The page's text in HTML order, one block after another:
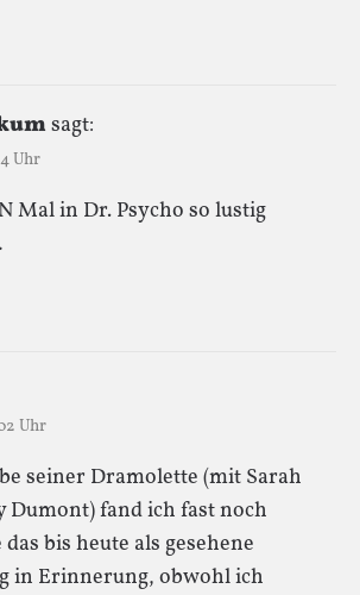
sagt:
Uhr
Mal in Dr. Psycho so lustig
Uhr
seiner Dramolette (mit Sarah
Dumont) fand ich fast noch
bis heute als gesehene
in Erinnerung, obwohl ich